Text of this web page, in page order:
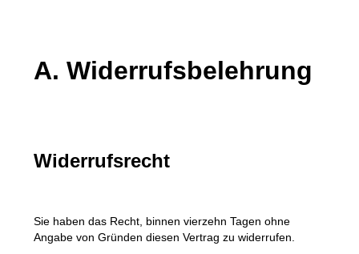
A. Widerrufsbelehrung
Widerrufsrecht
Sie haben das Recht, binnen vierzehn Tagen ohne
Angabe von Gründen diesen Vertrag zu widerrufen.